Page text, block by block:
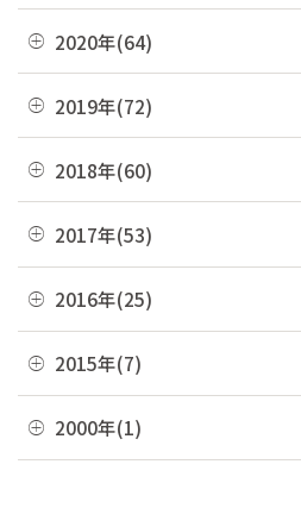
01月(13)
07月(7)
05月(6)
04月(4)
03月(7)
02月(10)
01月(4)
08月(6)
07月(6)
05月(9)
04月(5)
03月(8)
01月(6)
09月(8)
08月(4)
07月(4)
05月(10)
04月(2)
03月(8)
01月(3)
11月(5)
09月(8)
08月(4)
07月(10)
05月(6)
04月(2)
03月(7)
12月(9)
11月(7)
09月(5)
08月(4)
07月(8)
05月(8)
04月(10)
03月(12)
2020年(64)
12月(2)
11月(8)
09月(4)
08月(4)
07月(5)
05月(7)
2019年(72)
12月(7)
11月(9)
09月(6)
08月(2)
07月(5)
2018年(60)
12月(7)
11月(2)
09月(4)
08月(3)
07月(7)
2017年(53)
12月(2)
11月(4)
09月(1)
2016年(25)
12月(2)
11月(3)
2015年(7)
11月(1)
06月(6)
2000年(1)